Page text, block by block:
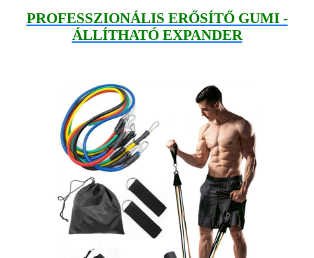
PROFESSZIONÁLIS ERŐSÍTŐ GUMI -
ÁLLÍTHATÓ EXPANDER